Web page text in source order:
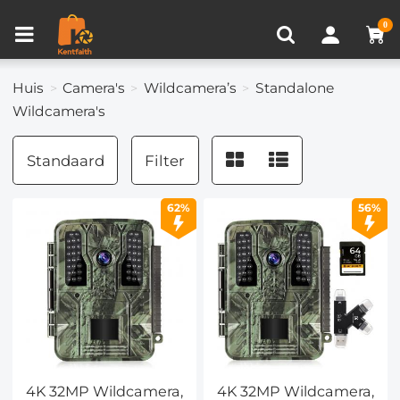
0
Huis Camera's Wildcamera’s
Standalone
Wildcamera's
Standaard Filter
62%
4K 32MP Wildcamera,
56%
4K 32MP Wildcamera,